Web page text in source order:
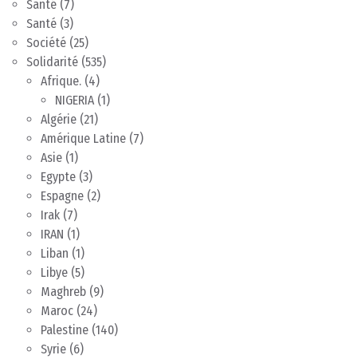
Santé (7)
Santé (3)
Société (25)
Solidarité (535)
Afrique. (4)
NIGERIA(1)
Algérie (21)
Amérique Latine (7)
Asie (1)
Egypte (3)
Espagne (2)
Irak (7)
IRAN (1)
Liban (1)
Libye (5)
Maghreb (9)
Maroc (24)
Palestine (140)
Syrie (6)